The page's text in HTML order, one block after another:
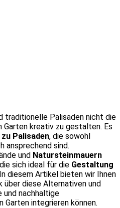
traditionelle Palisaden nicht die
Garten kreativ zu gestalten. Es
Palisaden, die sowohl
ansprechend sind.
und Natursteinmauern
sich ideal für die Gestaltung
diesem Artikel bieten wir Ihnen
über diese Alternativen und
und nachhaltige
integrieren können.